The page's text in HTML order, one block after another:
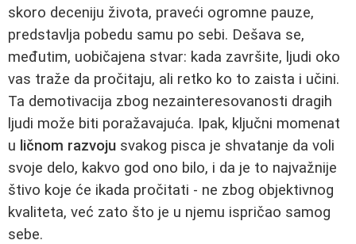
skoro deceniju života, praveći ogromne pauze,
predstavlja pobedu samu po sebi. Dešava se,
međutim, uobičajena stvar: kada završite, ljudi oko
vas traže da pročitaju, ali retko ko to zaista i učini.
Ta demotivacija zbog nezainteresovanosti dragih
ljudi može biti poražavajuća. Ipak, ključni momenat
u ličnom razvoju svakog pisca je shvatanje da voli
svoje delo, kakvo god ono bilo, i da je to najvažnije
štivo koje će ikada pročitati - ne zbog objektivnog
kvaliteta, već zato što je u njemu ispričao samog
sebe.